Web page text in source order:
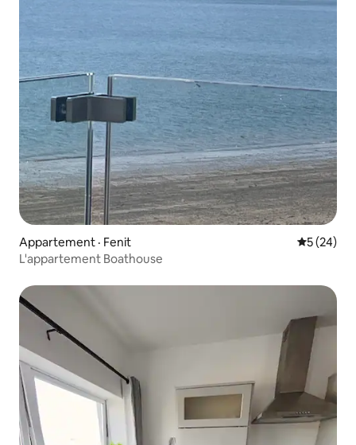
Appartement · Fenit Note
5 (24)
L'appartement Boathouse